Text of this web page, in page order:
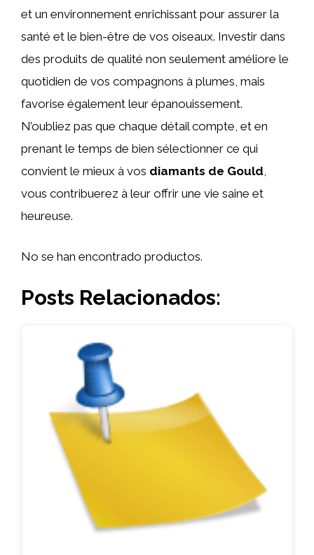
et un environnement enrichissant pour assurer la
santé et le bien-être de vos oiseaux. Investir dans
des produits de qualité non seulement améliore le
quotidien de vos compagnons à plumes, mais
favorise également leur épanouissement.
N’oubliez pas que chaque détail compte, et en
prenant le temps de bien sélectionner ce qui
convient le mieux à vos diamants de Gould,
vous contribuerez à leur offrir une vie saine et
heureuse.
No se han encontrado productos.
Posts Relacionados: